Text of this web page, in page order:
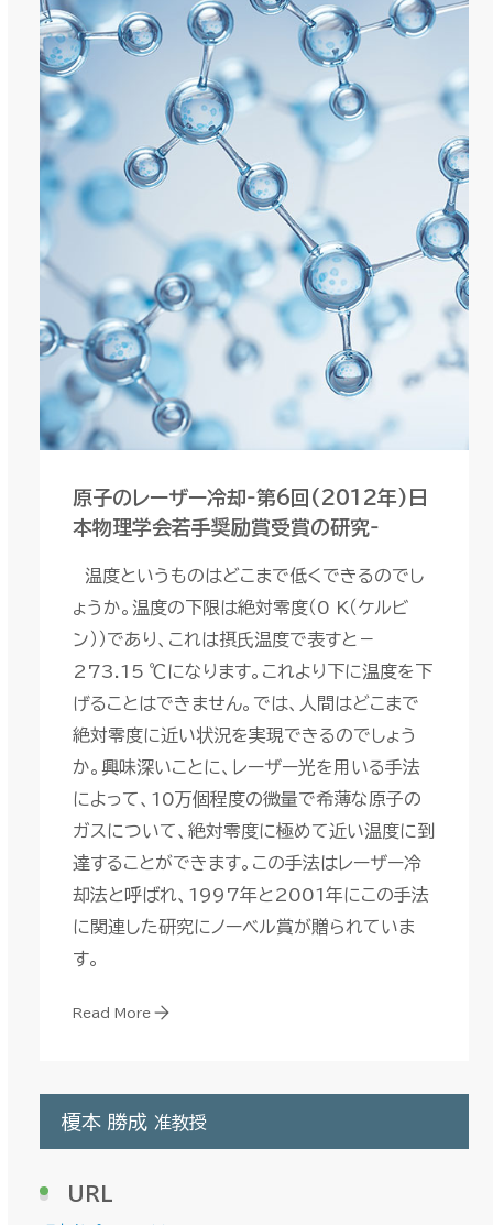
原子のレーザー冷却‐第6回(2012年)日
本物理学会若手奨励賞受賞の研究‐
温度というものはどこまで低くできるのでし
ょうか。温度の下限は絶対零度（0 K（ケルビ
ン））であり、これは摂氏温度で表すと－
273.15 ℃になります。これより下に温度を下
げることはできません。では、人間はどこまで
絶対零度に近い状況を実現できるのでしょう
か。興味深いことに、レーザー光を用いる手法
によって、10万個程度の微量で希薄な原子の
ガスについて、絶対零度に極めて近い温度に到
達することができます。この手法はレーザー冷
却法と呼ばれ、1997年と2001年にこの手法
に関連した研究にノーベル賞が贈られていま
す。
Read More
榎本 勝成 准教授
URL